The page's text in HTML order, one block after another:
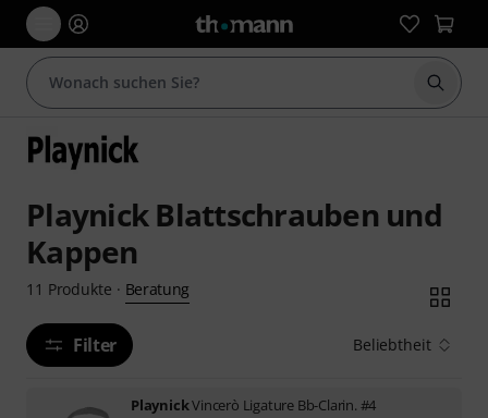
Suche
Playnick Blattschrauben und
Kappen
11 Produkte · Beratung
Filter Beliebtheit
PlaynickVincerò Ligature Bb-Clarin. #4